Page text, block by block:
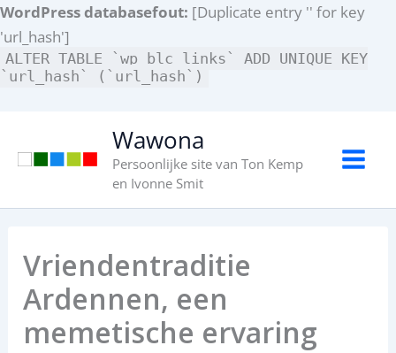
WordPress databasefout: [Duplicate entry '' for key
'url_hash']
ALTER TABLE `wp_blc_links` ADD UNIQUE KEY
`url_hash` (`url_hash`)
naar
Wawona
Persoonlijke site van Ton Kemp
en Ivonne Smit
Vriendentraditie
Ardennen, een
memetische ervaring